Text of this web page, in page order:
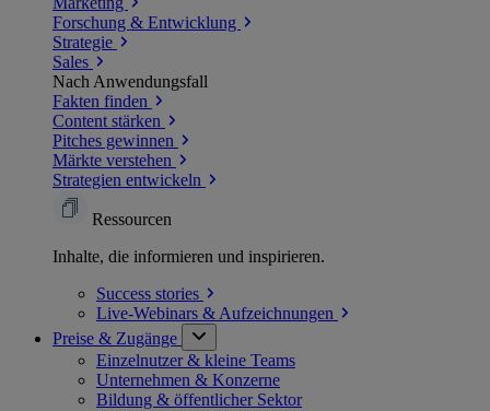
Forschung & Entwicklung
Strategie
Sales
Nach Anwendungsfall
Fakten finden
Content stärken
Pitches gewinnen
Märkte verstehen
Strategien entwickeln
Ressourcen
Inhalte, die informieren und inspirieren.
Success stories
Live-Webinars & Aufzeichnungen
Preise & Zugänge
Einzelnutzer & kleine Teams
Unternehmen & Konzerne
Bildung & öffentlicher Sektor